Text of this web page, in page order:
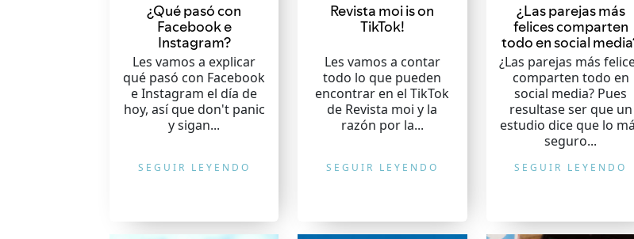
¿Qué pasó con
Facebook e
Instagram?
Les vamos a explicar
qué pasó con Facebook
e Instagram el día de
hoy, así que don't panic
y sigan...
SEGUIR LEYENDO
Revista moi is on
TikTok!
Les vamos a contar
todo lo que pueden
encontrar en el TikTok
de Revista moi y la
razón por la...
SEGUIR LEYENDO
¿Las parejas más
felices comparten
todo en social
¿Las parejas más
comparten todo en
social media? Pues
resultase ser que un
estudio dice que lo
seguro...
SEGUIR LEYENDO